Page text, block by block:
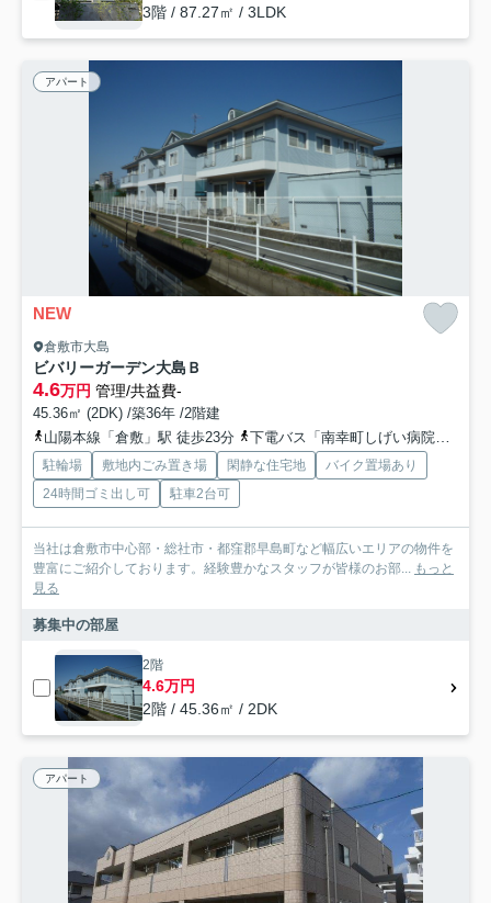
3階 / 87.27㎡ / 3LDK
アパート
NEW
倉敷市大島
ビバリーガーデン大島Ｂ
4.6万円 管理/共益費-
45.36㎡ (2DK) /築36年 /2階建
山陽本線「倉敷」駅 徒歩23分
下電バス「南幸町しげい病院前」バス停下車 徒歩14分
駐輪場 敷地内ごみ置き場 閑静な住宅地
バイク置場あり
24時間ゴミ出し可
駐車2台可
当社は倉敷市中心部・総社市・都窪郡早島町など幅広いエリアの物件を
豊富にご紹介しております。経験豊かなスタッフが皆様のお部... もっと
見る
募集中の部屋
2階
4.6万円
2階 / 45.36㎡ / 2DK
アパート